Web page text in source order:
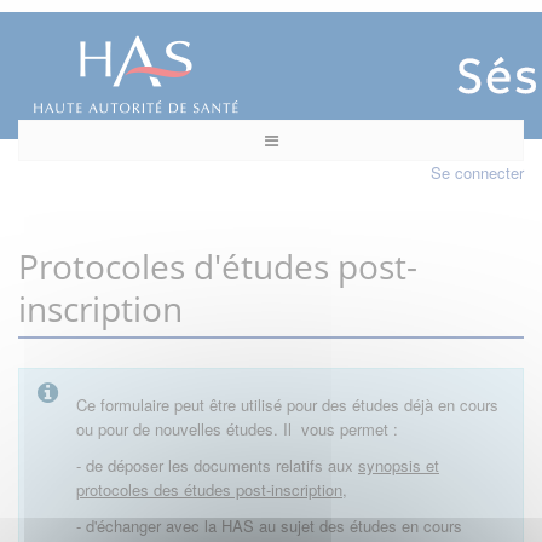
Se connecter
Protocoles d'études post-
inscription
Ce formulaire peut être utilisé pour des études déjà en cours
ou pour de nouvelles études. Il vous permet :
- de déposer les documents relatifs aux synopsis et
protocoles des études post-inscription,
- d'échanger avec la HAS au sujet des études en cours